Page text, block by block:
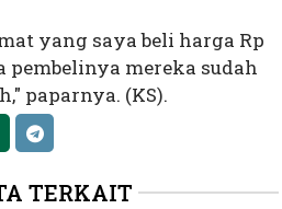
yang saya beli harga Rp
pembelinya mereka sudah
paparnya. (KS).
TERKAIT